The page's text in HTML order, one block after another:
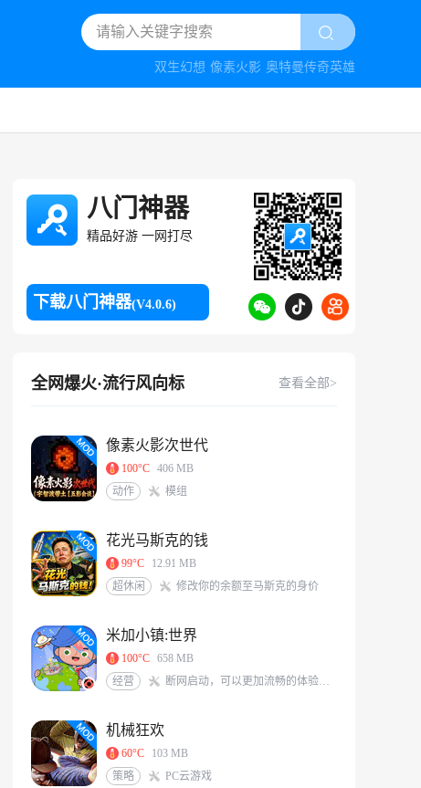
双生幻想 像素火影 奥特曼传奇英雄
八门神器
精品好游 一网打尽
下载八门神器(V4.0.6)
全网爆火·流行风向标 查看全部>
像素火影次世代
100°C
406 MB
动作
模组
花光马斯克的钱
99°C
12.91 MB
超休闲
修改你的余额至马斯克的身价
米加小镇:世界
100°C
658 MB
经营
断网启动，可以更加流畅的体验游戏<br/>米加/托卡玩家QQ交流群：117331491[action url=http://qm.qq.com/cgi-bin/qm/qr?_wv=1027&k=6X8Vf-nbKoIVVCzMHEKJaKq-S0A0zIrS&authKey=L77PNkwS6KWVs379sBDg9O7J%2BZLRFEjjXTWpXqGBveIRNdsENG0elvPpkFj%2FRVd7&noverify=0&group_code=117331491 text=加入QQ群聊]
机械狂欢
60°C
103 MB
策略
PC云游戏